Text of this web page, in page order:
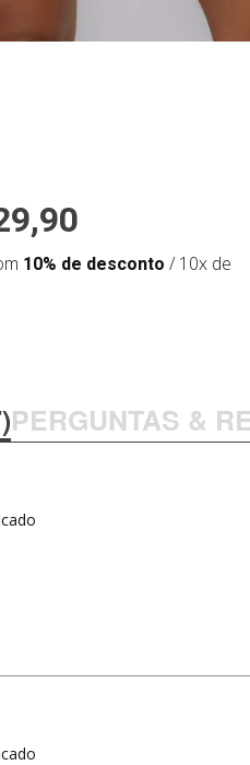
10% de desconto / 10x de
PERGUNTAS &